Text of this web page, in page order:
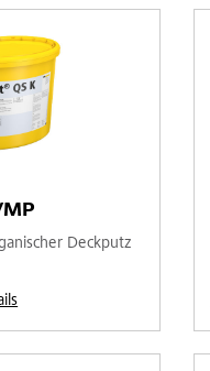
MP
Deckputz